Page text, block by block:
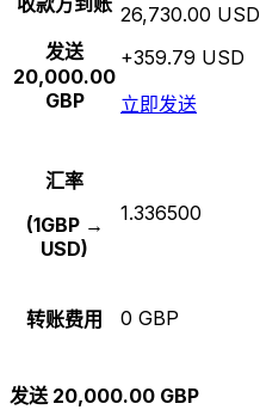
发送
20,000.00
GBP
26,730.00 USD
+359.79 USD
立即发送
汇率
(1GBP →
USD)
1.336500
转账费用 0 GBP
发送 20,000.00 GBP